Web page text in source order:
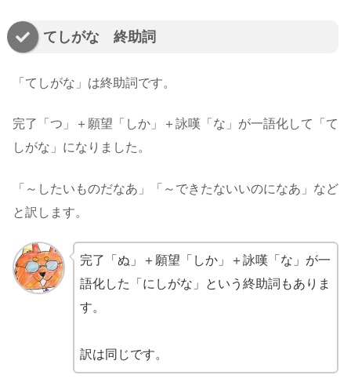
てしがな 終助詞
「てしがな」は終助詞です。
完了「つ」＋願望「しか」＋詠嘆「な」が一語化して「て
しがな」になりました。
「～したいものだなあ」「～できたないいのになあ」など
と訳します。
完了「ぬ」＋願望「しか」＋詠嘆「な」が一
語化した「にしがな」という終助詞もありま
す。
訳は同じです。